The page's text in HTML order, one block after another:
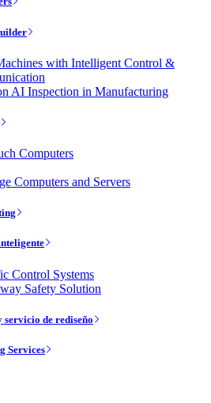
with Intelligent Control &
AI Inspection in Manufacturing
Computers
Computers and Servers
Control Systems
Safety Solution
servicio de rediseño
Services